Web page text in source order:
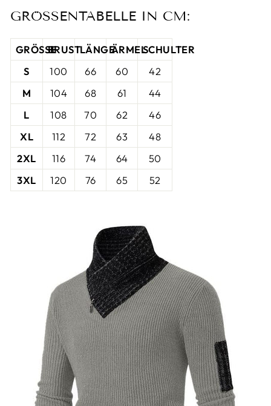
GRÖSSENTABELLE IN CM:
GRÖSSEBRUSTLÄNGEÄRMELSCHULTER
S
100 66 60
42
M
104 68 61
44
L
108 70 62
46
XL
112 72 63
48
2XL
116 74 64
50
3XL
120 76 65 52